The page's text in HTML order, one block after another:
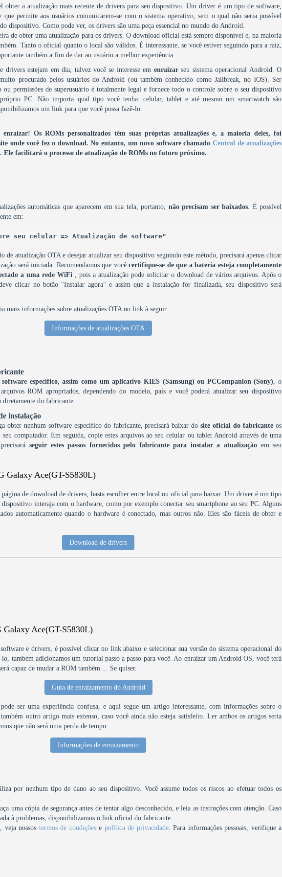
obter a atualização mais recente de drivers para seu dispositivo. Um driver é um tipo de software,
permite aos usuários comunicarem-se com o sistema operativo, sem o qual não seria possível
dispositivo. Como pode ver, os drivers são uma peça essencial no mundo do Android.
de obter uma atualização para os drivers. O download oficial está sempre disponível e, na maioria
Tanto o oficial quanto o local são válidos. É interessante, se você estiver seguindo para a raiz,
também a fim de dar ao usuário a melhor experiência.
drivers estejam em dia, talvez você se interesse em enraizarseu sistema operacional Android. O
procurado pelos usuários do Android (ou também conhecido como Jailbreak, no iOS). Ser
ou permissões de superusuário é totalmente legal e fornece todo o controle sobre o seu dispositivo
PC. Não importa qual tipo você tenha: celular, tablet e até mesmo um smartwatch são
um link para que você possa fazê-lo.
Os ROMs personalizados têm suas próprias atualizações e, a maioria deles, foi
onde você fez o download.No entanto, um novo software chamado Central de atualizações
Ele facilitará o processo de atualização de ROMs no futuro próximo.
automáticas que aparecem em sua tela, portanto, não precisam ser baixados. É possível
em:
seu celular => Atualização de software"
de atualização OTA e desejar atualizar seu dispositivo seguindo este método, precisará apenas clicar
será iniciada. Recomendamos que vocêcertifique-se de que a bateria esteja completamente
a uma rede WiFi , pois a atualização pode solicitar o download de vários arquivos. Após o
clicar no botão "Instalar agora" e assim que a instalação for finalizada, seu dispositivo será
mais informações sobre atualizações OTA no link à seguir.
Informações de atualizações OTA
software específico, assim como um aplicativo KIES (Samsung) ou PCCompanion (Sony), o
ROM apropriados, dependendo do modelo, país e você poderá atualizar seu dispositivo
diretamente do fabricante.
instalação
obter nenhum software específico do fabricante, precisará baixar dosite oficial do fabricante os
computador. Em seguida, copie estes arquivos ao seu celular ou tablet Android através de uma
seguir estes passos fornecidos pelo fabricante para instalar a atualizaçãoem seu
Galaxy Ace(GT-S5830L)
página de download de drivers, basta escolher entre local ou oficial para baixar. Um driver é um tipo
interaja com o hardware, como por exemplo conectar seu smartphone ao seu PC. Alguns
automaticamente quando o hardware é conectado, mas outros não. Eles são fáceis de obter e
Download de drivers
Galaxy Ace(GT-S5830L)
e drivers, é possível clicar no link abaixo e selecionar sua versão do sistema operacional do
também adicionamos um tutorial passo a passo para você. Ao enraizar um Android OS, você terá
capaz de mudar a ROM também ... Se quiser.
Guia de enraizamento do Android
ser uma experiência confusa, e aqui segue um artigo interessante, com informações sobre o
outro artigo mais extenso, caso você ainda não esteja satisfeito. Ler ambos os artigos seria
que não será uma perda de tempo.
Informações de enraizamento
por nenhum tipo de dano ao seu dispositivo. Você assume todos os riscos ao efetuar todos os
uma cópia de segurança antes de tentar algo desconhecido, e leia as instruções com atenção. Caso
à problemas, disponibilizamos o link oficial do fabricante.
veja nossos termos de condiçõese política de privacidade. Para informações pessoais, verifique a